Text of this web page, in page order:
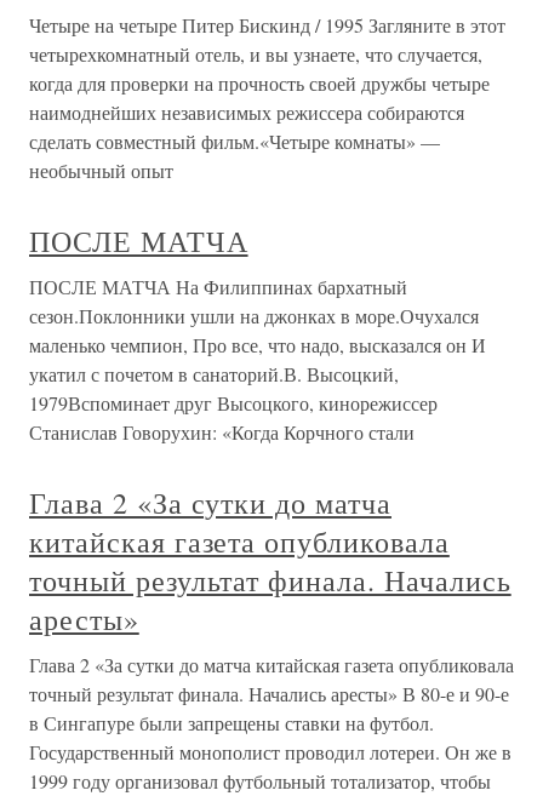
Четыре на четыре Питер Бискинд / 1995 Загляните в этот
четырехкомнатный отель, и вы узнаете, что случается,
когда для проверки на прочность своей дружбы четыре
наимоднейших независимых режиссера собираются
сделать совместный фильм.«Четыре комнаты» —
необычный опыт
ПОСЛЕ МАТЧА
ПОСЛЕ МАТЧА На Филиппинах бархатный
сезон.Поклонники ушли на джонках в море.Очухался
маленько чемпион, Про все, что надо, высказался он И
укатил с почетом в санаторий.В. Высоцкий,
1979Вспоминает друг Высоцкого, кинорежиссер
Станислав Говорухин: «Когда Корчного стали
Глава 2 «За сутки до матча
китайская газета опубликовала
точный результат финала. Начались
аресты»
Глава 2 «За сутки до матча китайская газета опубликовала
точный результат финала. Начались аресты» В 80-е и 90-е
в Сингапуре были запрещены ставки на футбол.
Государственный монополист проводил лотереи. Он же в
1999 году организовал футбольный тотализатор, чтобы